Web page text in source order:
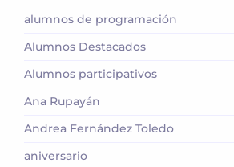
alumnos de programación
Alumnos Destacados
Alumnos participativos
Ana Rupayán
Andrea Fernández Toledo
aniversario